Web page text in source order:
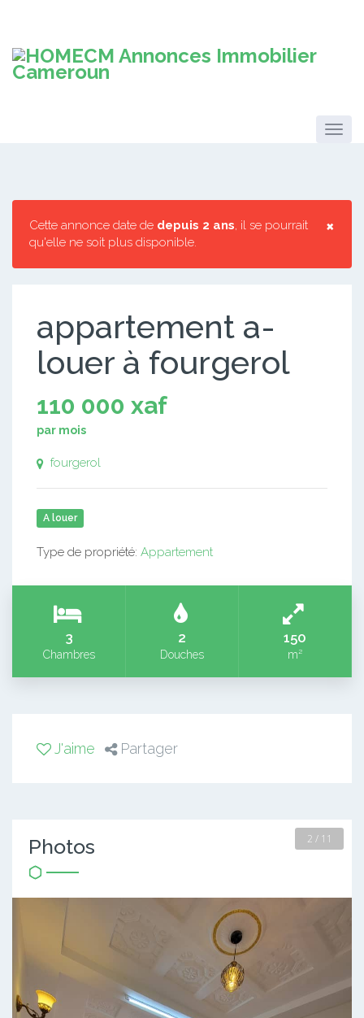
×
Cette annonce date de depuis 2 ans, il se pourrait
qu'elle ne soit plus disponible.
appartement a-
louer à fourgerol
110 000 xaf
par mois
fourgerol
A louer
Type de propriété: Appartement
3
Chambres
2
Douches
150
m²
J'aime Partager
Photos 2 / 11